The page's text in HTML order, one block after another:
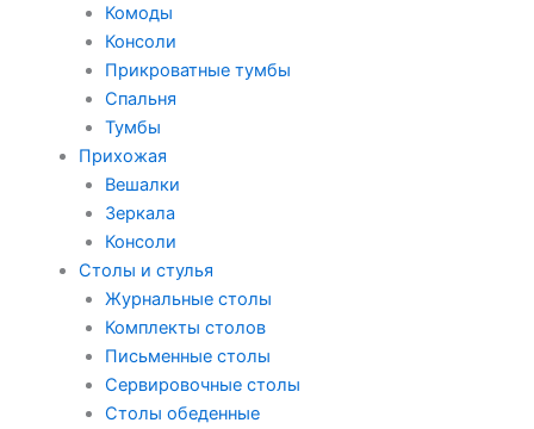
Комоды
Консоли
Прикроватные тумбы
Спальня
Тумбы
Прихожая
Вешалки
Зеркала
Консоли
Столы и стулья
Журнальные столы
Комплекты столов
Письменные столы
Сервировочные столы
Столы обеденные